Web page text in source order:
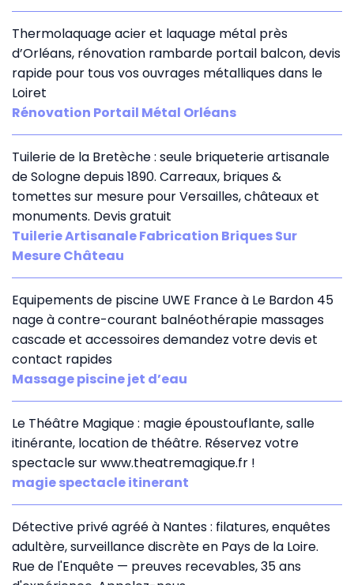
Thermolaquage acier et laquage métal près
d’Orléans, rénovation rambarde portail balcon, devis
rapide pour tous vos ouvrages métalliques dans le
Loiret
Rénovation Portail Métal Orléans
Tuilerie de la Bretèche : seule briqueterie artisanale
de Sologne depuis 1890. Carreaux, briques &
tomettes sur mesure pour Versailles, châteaux et
monuments. Devis gratuit
Tuilerie Artisanale Fabrication Briques Sur
Mesure Château
Equipements de piscine UWE France à Le Bardon 45
nage à contre-courant balnéothérapie massages
cascade et accessoires demandez votre devis et
contact rapides
Massage piscine jet d’eau
Le Théâtre Magique : magie époustouflante, salle
itinérante, location de théâtre. Réservez votre
spectacle sur www.theatremagique.fr !
magie spectacle itinerant
Détective privé agréé à Nantes : filatures, enquêtes
adultère, surveillance discrète en Pays de la Loire.
Rue de l'Enquête — preuves recevables, 35 ans